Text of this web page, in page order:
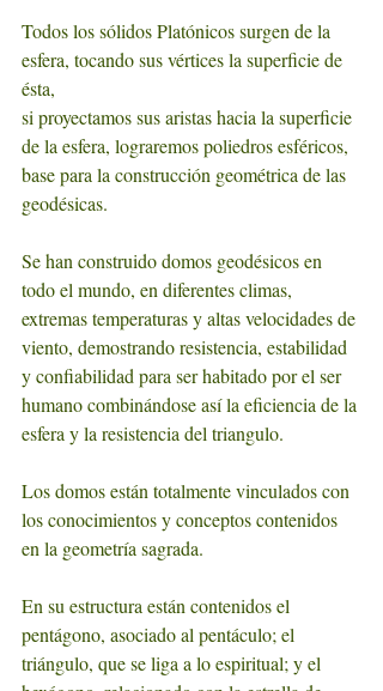
Todos los sólidos Platónicos surgen de la
esfera, tocando sus vértices la superficie de
ésta,
si proyectamos sus aristas hacia la superficie
de la esfera, lograremos poliedros esféricos,
base para la construcción geométrica de las
geodésicas.
Se han construido domos geodésicos en
todo el mundo, en diferentes climas,
extremas temperaturas y altas velocidades de
viento, demostrando resistencia, estabilidad
y confiabilidad para ser habitado por el ser
humano combinándose así la eficiencia de la
esfera y la resistencia del triangulo.
Los domos están totalmente vinculados con
los conocimientos y conceptos contenidos
en la geometría sagrada.
En su estructura están contenidos el
pentágono, asociado al pentáculo; el
triángulo, que se liga a lo espiritual; y el